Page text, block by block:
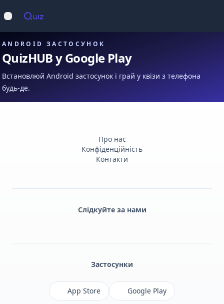
Відкрити меню
ANDROID ЗАСТОСУНОК
QuizHUB у Google Play
Встановлюй Android застосунок і грай у квізи з телефона
будь-де.
Про нас
Конфіденційність
Контакти
Слідкуйте за нами
Застосунки
App Store Google Play